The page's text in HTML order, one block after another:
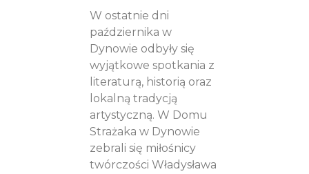
W ostatnie dni
października w
Dynowie odbyły się
wyjątkowe spotkania z
literaturą, historią oraz
lokalną tradycją
artystyczną. W Domu
Strażaka w Dynowie
zebrali się miłośnicy
twórczości Władysława